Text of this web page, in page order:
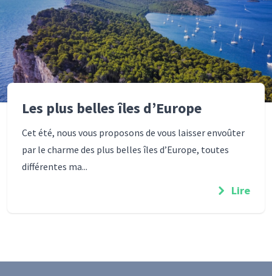
Les plus belles îles d’Europe
Cet été, nous vous proposons de vous laisser envoûter
par le charme des plus belles îles d’Europe, toutes
différentes ma...
Lire